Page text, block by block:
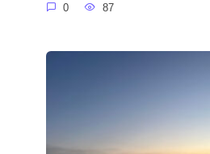
0 87